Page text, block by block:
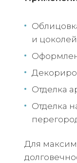
и цоколей
Отделка
Отделка
Для